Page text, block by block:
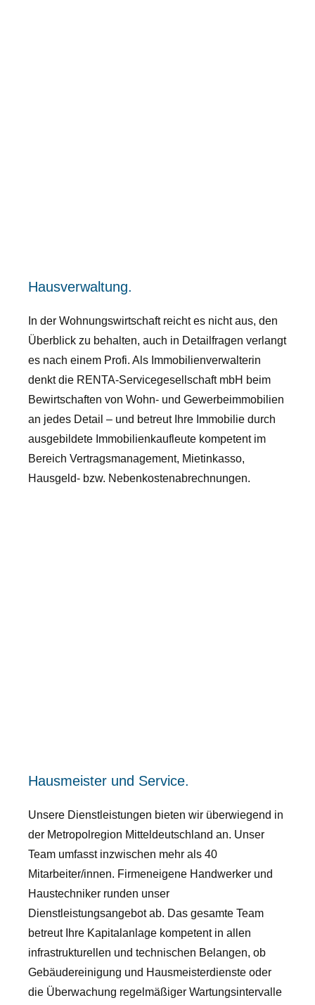
Hausverwaltung.
In der Wohnungswirtschaft reicht es nicht aus, den
Überblick zu behalten, auch in Detailfragen verlangt
es nach einem Profi. Als Immobilienverwalterin
denkt die RENTA-Servicegesellschaft mbH beim
Bewirtschaften von Wohn- und Gewerbeimmobilien
an jedes Detail – und betreut Ihre Immobilie durch
ausgebildete Immobilienkaufleute kompetent im
Bereich Vertragsmanagement, Mietinkasso,
Hausgeld- bzw. Nebenkostenabrechnungen.
Hausmeister und Service.
Unsere Dienstleistungen bieten wir überwiegend in
der Metropolregion Mitteldeutschland an. Unser
Team umfasst inzwischen mehr als 40
Mitarbeiter/innen. Firmeneigene Handwerker und
Haustechniker runden unser
Dienstleistungsangebot ab. Das gesamte Team
betreut Ihre Kapitalanlage kompetent in allen
infrastrukturellen und technischen Belangen, ob
Gebäudereinigung und Hausmeisterdienste oder
die Überwachung regelmäßiger Wartungsintervalle